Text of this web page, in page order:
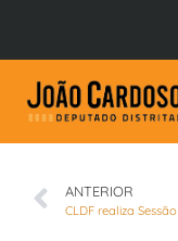
ANTERIOR